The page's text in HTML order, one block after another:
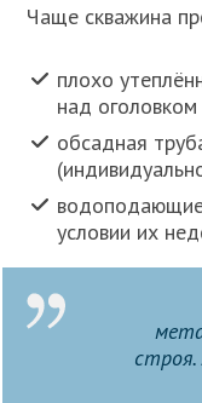
Чаще скважина
плохо
над
обсадная
условии их